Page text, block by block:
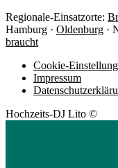
Regionale-Einsatzorte:
Hamburg · Oldenburg ·
braucht
Cookie-
Impressum
Hochzeits-DJ Lito ©